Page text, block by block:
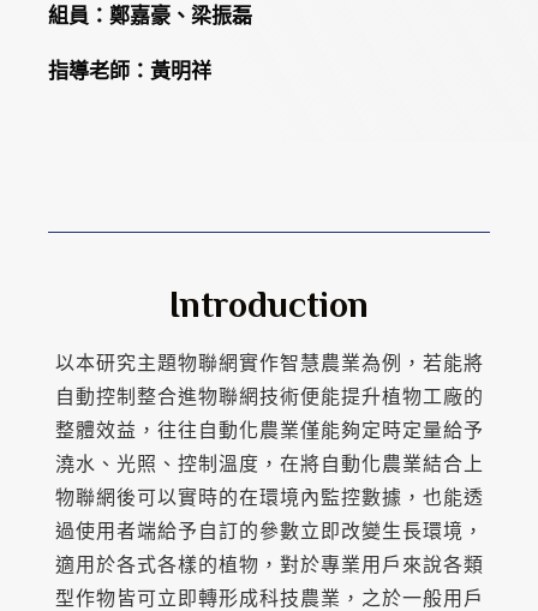
組員：鄭嘉豪、梁振磊
指導老師：黃明祥
Introduction
以本研究主題物聯網實作智慧農業為例，若能將
自動控制整合進物聯網技術便能提升植物工廠的
整體效益，往往自動化農業僅能夠定時定量給予
澆水、光照、控制溫度，在將自動化農業結合上
物聯網後可以實時的在環境內監控數據，也能透
過使用者端給予自訂的參數立即改變生長環境，
適用於各式各樣的植物，對於專業用戶來說各類
型作物皆可立即轉形成科技農業，之於一般用戶